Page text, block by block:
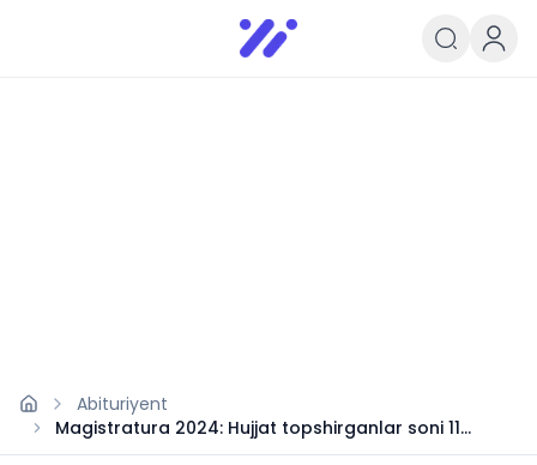
Infoedu
Ta&#039;lim xabarlari va
Abituriyent
Magistratura 2024: Hujjat topshirganlar soni 11
mingdan oshdi